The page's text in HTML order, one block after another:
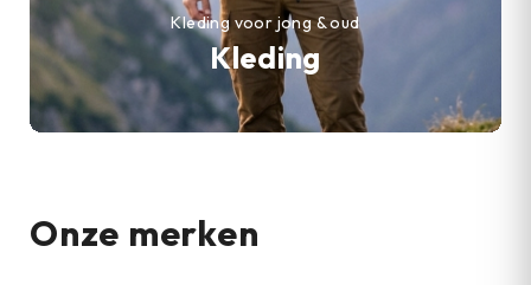
Kleding
Kleding voor jong & oud
Onze merken